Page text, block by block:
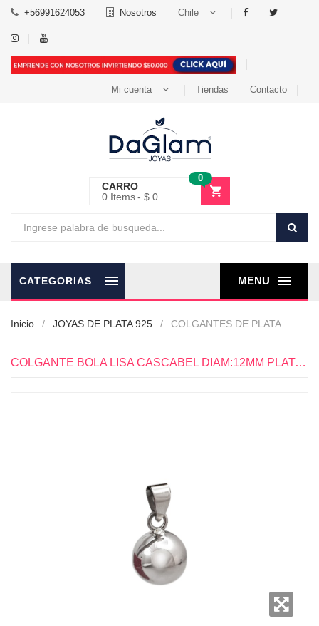
+56991624053 Nosotros Chile
Mi cuenta Tiendas Contacto
CARRO
0
0 Items $ 0
MENU
CATEGORIAS
Inicio JOYAS DE PLATA 925 COLGANTES DE PLATA
COLGANTE BOLA LISA CASCABEL DIAM:12MM PLATA 925 - PP0668